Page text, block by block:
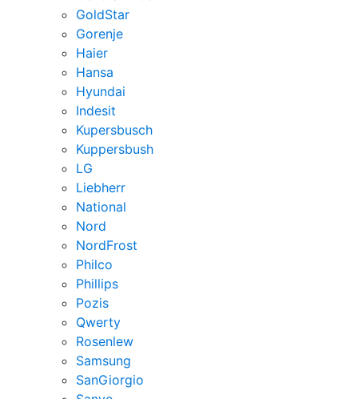
GoldStar
Gorenje
Haier
Hansa
Hyundai
Indesit
Kupersbusch
Kuppersbush
LG
Liebherr
National
Nord
NordFrost
Philco
Phillips
Pozis
Qwerty
Rosenlew
Samsung
SanGiorgio